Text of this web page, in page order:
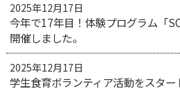
2025年12月17日
今年で17年目！体験プログラム「
開催しました。
2025年12月17日
学生食育ボランティア活動をスター